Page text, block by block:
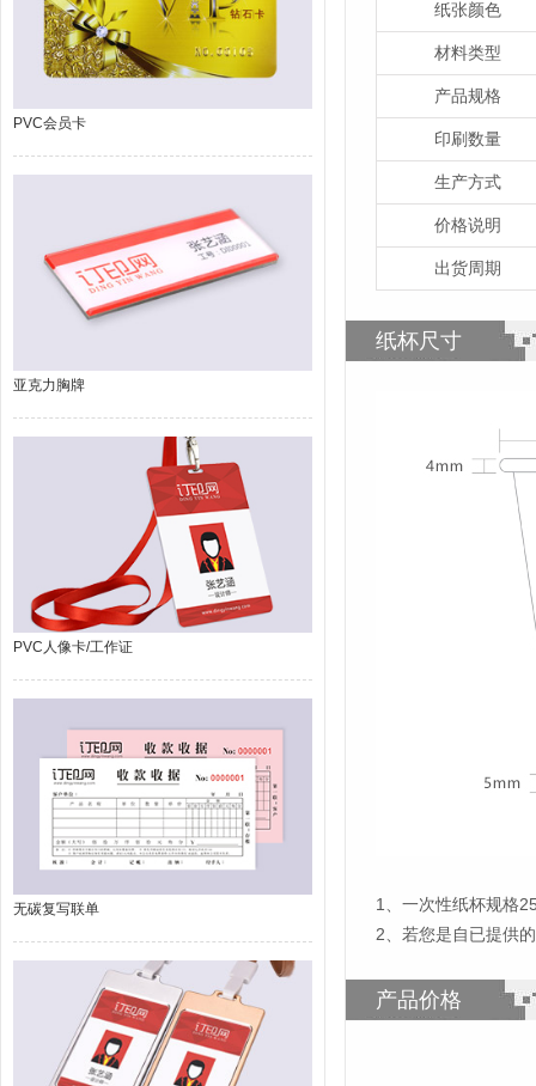
PVC会员卡
亚克力胸牌
PVC人像卡/工作证
无碳复写联单
纸张颜色
材料类型
产品规格
印刷数量
生产方式
价格说明
出货周期
纸杯尺寸
1
一次性纸杯规格
2、若您是自已提供
产品价格